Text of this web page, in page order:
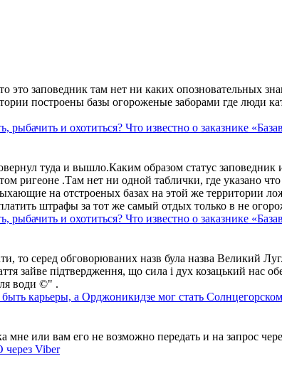
заповедник там нет ни каких опозновательных
построены базы огороженые заборами где люди
и охотиться? Что известно о заказнике
туда и вышло.Каким образом статус
ригеоне .Там нет ни одной таблички, где указано
на отстроеных базах на этой же территории
штрафы за тот же самый отдых только в не
и охотиться? Что известно о заказнике
то серед обговорюваних назв була назва Великий
зайве підтвердження, що сила і дух козацький нас
води ©" .
карьеры, а Орджоникидзе мог стать
или вам его не возможно передать и на запрос
через Viber